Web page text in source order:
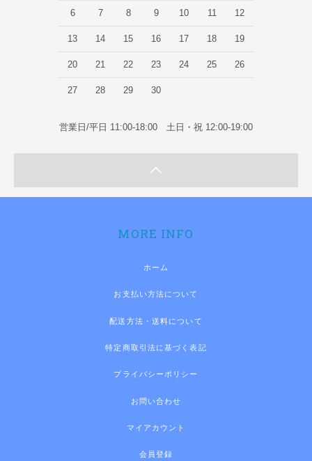
6 7 8 9 10 11 12
13 14 15 16 17 18 19
20 21 22 23 24 25 26
27 28 29 30
営業日/平日 11:00-18:00 土日・祝 12:00-19:00
MORE INFO
ホーム
お支払い方法について
配送方法・送料について
特定商取引法に基づく表記
プライバシーポリシー
お問い合わせ
マイアカウント
会員登録